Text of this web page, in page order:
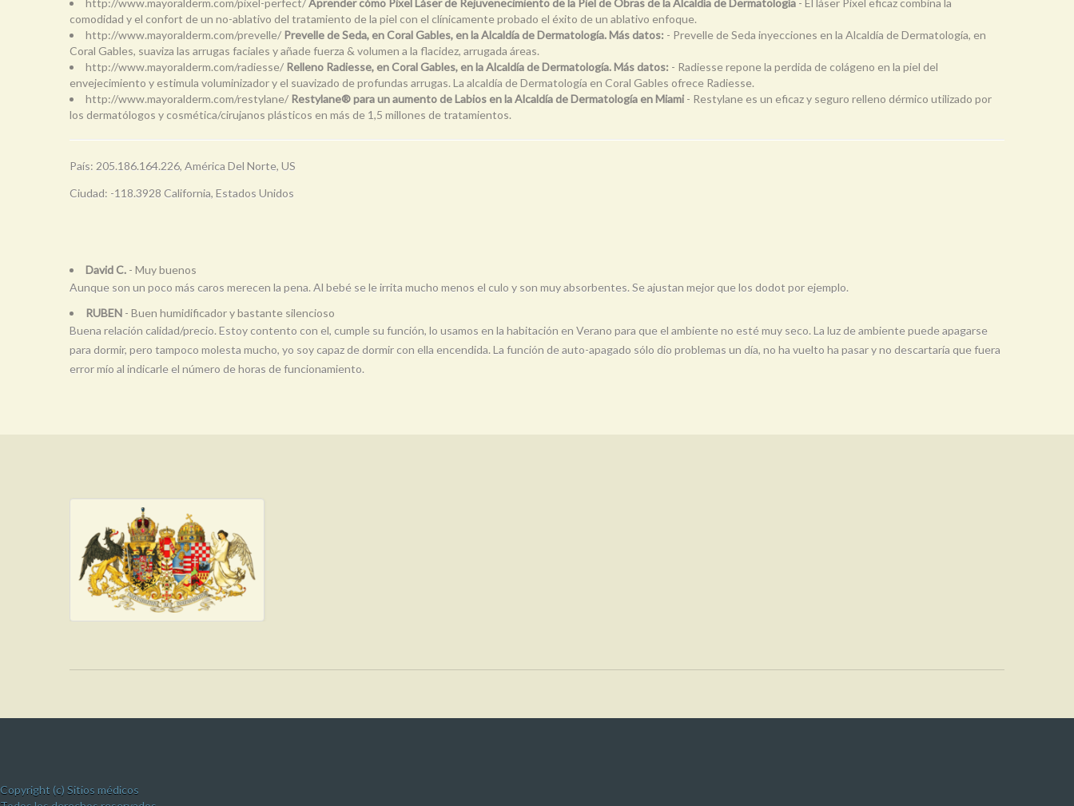
http://www.mayoralderm.com/pixel-perfect/Aprender cómo Pixel Láser de Rejuvenecimiento de la Piel de Obras de la Alcaldía de Dermatología - El láser Pixel eficaz combina la
comodidad y el confort de un no-ablativo del tratamiento de la piel con el clínicamente probado el éxito de un ablativo enfoque.
http://www.mayoralderm.com/prevelle/ Prevelle de Seda, en Coral Gables, en la Alcaldía de Dermatología. Más datos: - Prevelle de Seda inyecciones en la Alcaldía de Dermatología, en
Coral Gables, suaviza las arrugas faciales y añade fuerza & volumen a la flacidez, arrugada áreas.
http://www.mayoralderm.com/radiesse/ Relleno Radiesse, en Coral Gables, en la Alcaldía de Dermatología. Más datos: - Radiesse repone la perdida de colágeno en la piel del
envejecimiento y estimula voluminizador y el suavizado de profundas arrugas. La alcaldía de Dermatología en Coral Gables ofrece Radiesse.
http://www.mayoralderm.com/restylane/ Restylane® para un aumento de Labios en la Alcaldía de Dermatología en Miami - Restylane es un eficaz y seguro relleno dérmico utilizado por
los dermatólogos y cosmética/cirujanos plásticos en más de 1,5 millones de tratamientos.
País: 205.186.164.226, América Del Norte, US
Ciudad: -118.3928 California, Estados Unidos
David C. - Muy buenos
Aunque son un poco más caros merecen la pena. Al bebé se le irrita mucho menos el culo y son muy absorbentes. Se ajustan mejor que los dodot por ejemplo.
RUBEN - Buen humidificador y bastante silencioso
Buena relación calidad/precio. Estoy contento con el, cumple su función, lo usamos en la habitación en Verano para que el ambiente no esté muy seco. La luz de ambiente puede apagarse
para dormir, pero tampoco molesta mucho, yo soy capaz de dormir con ella encendida. La función de auto-apagado sólo dio problemas un día, no ha vuelto ha pasar y no descartaría que fuera
error mío al indicarle el número de horas de funcionamiento.
Copyright (c) Sitios médicos